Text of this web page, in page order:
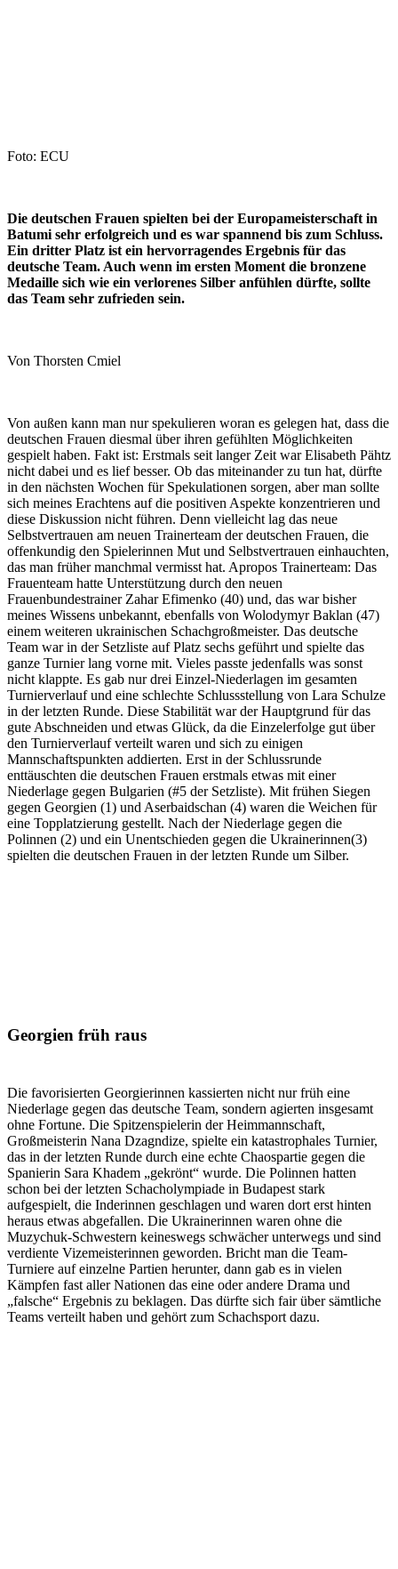
Foto: ECU
Die deutschen Frauen spielten bei der Europameisterschaft in
Batumi sehr erfolgreich und es war spannend bis zum Schluss.
Ein dritter Platz ist ein hervorragendes Ergebnis für das
deutsche Team. Auch wenn im ersten Moment die bronzene
Medaille sich wie ein verlorenes Silber anfühlen dürfte, sollte
das Team sehr zufrieden sein.
Von Thorsten Cmiel
Von außen kann man nur spekulieren woran es gelegen hat, dass die
deutschen Frauen diesmal über ihren gefühlten Möglichkeiten
gespielt haben. Fakt ist: Erstmals seit langer Zeit war Elisabeth Pähtz
nicht dabei und es lief besser. Ob das miteinander zu tun hat, dürfte
in den nächsten Wochen für Spekulationen sorgen, aber man sollte
sich meines Erachtens auf die positiven Aspekte konzentrieren und
diese Diskussion nicht führen. Denn vielleicht lag das neue
Selbstvertrauen am neuen Trainerteam der deutschen Frauen, die
offenkundig den Spielerinnen Mut und Selbstvertrauen einhauchten,
das man früher manchmal vermisst hat. Apropos Trainerteam: Das
Frauenteam hatte Unterstützung durch den neuen
Frauenbundestrainer Zahar Efimenko (40) und, das war bisher
meines Wissens unbekannt, ebenfalls von Wolodymyr Baklan (47)
einem weiteren ukrainischen Schachgroßmeister. Das deutsche
Team war in der Setzliste auf Platz sechs geführt und spielte das
ganze Turnier lang vorne mit. Vieles passte jedenfalls was sonst
nicht klappte. Es gab nur drei Einzel-Niederlagen im gesamten
Turnierverlauf und eine schlechte Schlussstellung von Lara Schulze
in der letzten Runde. Diese Stabilität war der Hauptgrund für das
gute Abschneiden und etwas Glück, da die Einzelerfolge gut über
den Turnierverlauf verteilt waren und sich zu einigen
Mannschaftspunkten addierten. Erst in der Schlussrunde
enttäuschten die deutschen Frauen erstmals etwas mit einer
Niederlage gegen Bulgarien (#5 der Setzliste). Mit frühen Siegen
gegen Georgien (1) und Aserbaidschan (4) waren die Weichen für
eine Topplatzierung gestellt. Nach der Niederlage gegen die
Polinnen (2) und ein Unentschieden gegen die Ukrainerinnen(3)
spielten die deutschen Frauen in der letzten Runde um Silber.
Georgien früh raus
Die favorisierten Georgierinnen kassierten nicht nur früh eine
Niederlage gegen das deutsche Team, sondern agierten insgesamt
ohne Fortune. Die Spitzenspielerin der Heimmannschaft,
Großmeisterin Nana Dzagndize, spielte ein katastrophales Turnier,
das in der letzten Runde durch eine echte Chaospartie gegen die
Spanierin Sara Khadem „gekrönt“ wurde. Die Polinnen hatten
schon bei der letzten Schacholympiade in Budapest stark
aufgespielt, die Inderinnen geschlagen und waren dort erst hinten
heraus etwas abgefallen. Die Ukrainerinnen waren ohne die
Muzychuk-Schwestern keineswegs schwächer unterwegs und sind
verdiente Vizemeisterinnen geworden. Bricht man die Team-
Turniere auf einzelne Partien herunter, dann gab es in vielen
Kämpfen fast aller Nationen das eine oder andere Drama und
„falsche“ Ergebnis zu beklagen. Das dürfte sich fair über sämtliche
Teams verteilt haben und gehört zum Schachsport dazu.